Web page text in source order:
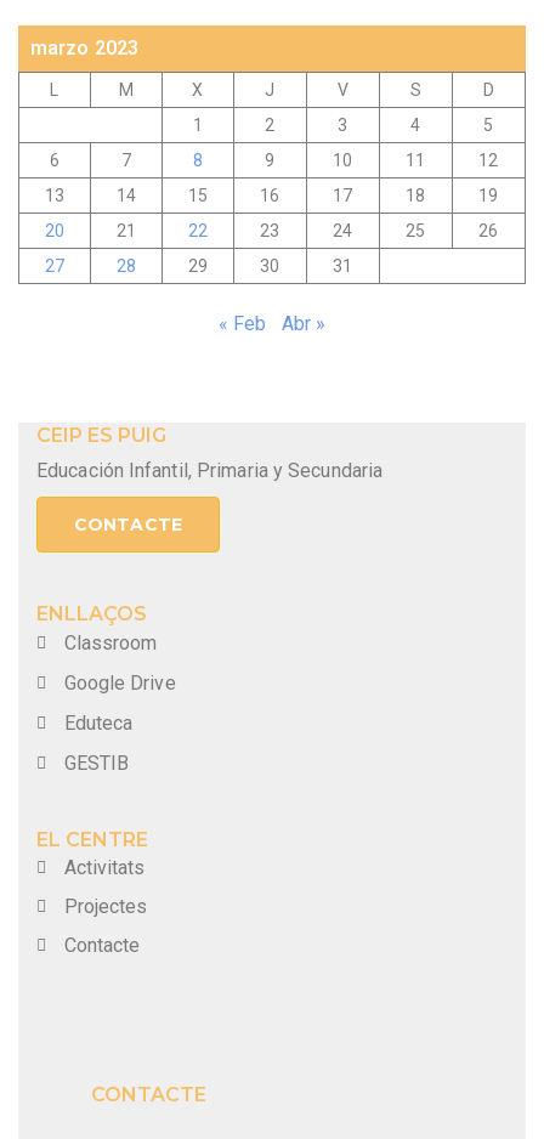
marzo 2023
M X J V S
D
1
2 3 4
5
6
7 8 9 10 11
12
13
14 15 16 17 18
19
20
21 22 23 24 25
26
27
28 29 30 31
« Feb Abr »
CEIP ES PUIG
Educación Infantil, Primaria y Secundaria
CONTACTE
ENLLAÇOS
Classroom
Google Drive
Eduteca
GESTIB
EL CENTRE
Activitats
Projectes
Contacte
CONTACTE